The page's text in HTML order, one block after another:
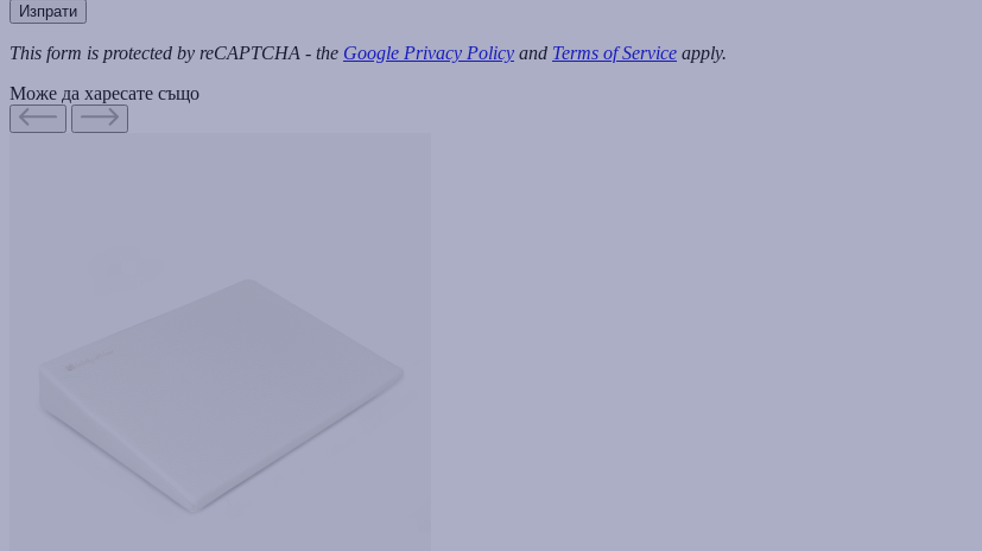
Изпрати
This form is protected by reCAPTCHA - the Google Privacy Policy and Terms of Service apply.
Може да харесате също